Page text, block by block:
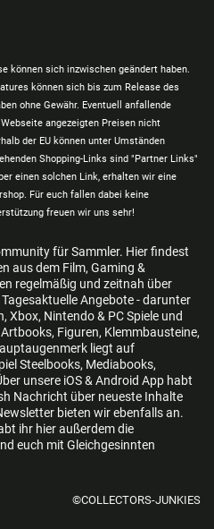
können sich inzwischen geändert haben.
können sich bis zum Release des
ohne Gewähr. Eventuell anfallende
angezeigten Preisen nicht
der EU können unter Umständen
Shopping-Links sind "Partner Links"
einen solchen Link, erhalten wir eine
Für euch fallen dabei keine
freuen wir uns sehr!
für Sammler. Hier findest
aus dem Film, Gaming &
regelmäßig und zeitnah über
Angebote - darunter
Xbox, Nintendo & PC Spiele und
Figuren, Klemmbausteine,
liegt auf
Steelbooks, Mediabooks,
unsere iOS & Android App habt
Nachricht über neueste Inhalte
bieten wir ebenfalls an.
ihr hier außerdem die
euch mit Gleichgesinnten
©COLLECTORS-JUNKIES